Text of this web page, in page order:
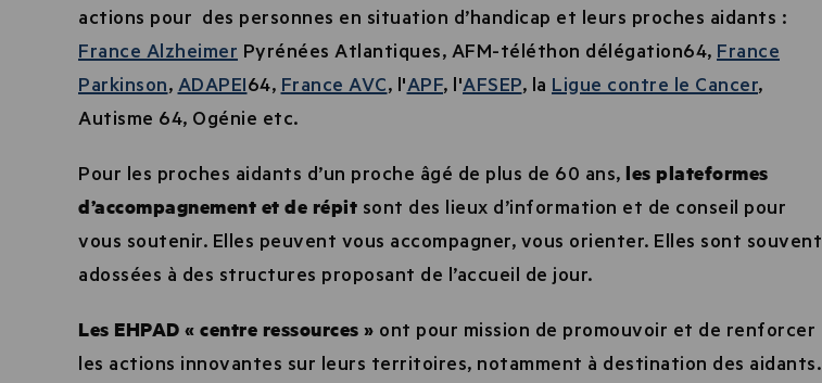
actions pour des personnes en situation d’handicap et leurs proches aidants :
France Alzheimer Pyrénées Atlantiques, AFM-téléthon délégation64, France
Parkinson, ADAPEI64, France AVC, l'APF, l'AFSEP, la Ligue contre le Cancer,
Autisme 64, Ogénie etc.
Pour les proches aidants d’un proche âgé de plus de 60 ans, les plateformes
d’accompagnement et de répit sont des lieux d’information et de conseil pour
vous soutenir. Elles peuvent vous accompagner, vous orienter. Elles sont souvent
adossées à des structures proposant de l’accueil de jour.
Les EHPAD « centre ressources » ont pour mission de promouvoir et de renforcer
les actions innovantes sur leurs territoires, notamment à destination des aidants.